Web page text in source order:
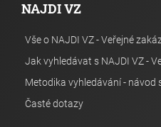
NAJDI VZ
Vše o NAJDI VZ - Veřejné
Jak vyhledávat s NAJDI VZ -
Metodika vyhledávání - návod
Časté dotazy